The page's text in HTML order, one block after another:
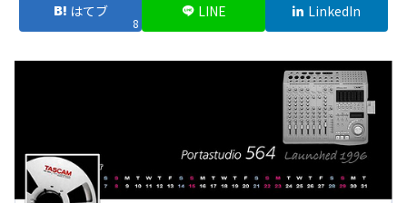
はてブ
8
LINE LinkedIn